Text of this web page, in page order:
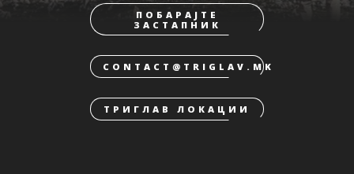
ПОБАРАЈТЕ
ЗАСТАПНИК
CONTACT@TRIGLAV.MK
ТРИГЛАВ ЛОКАЦИИ